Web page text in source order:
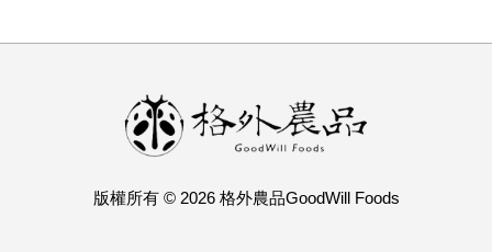
版權所有 © 2026 格外農品GoodWill Foods